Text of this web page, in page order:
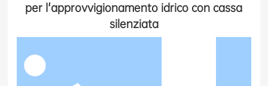
per l'approvvigionamento idrico con cassa
silenziata